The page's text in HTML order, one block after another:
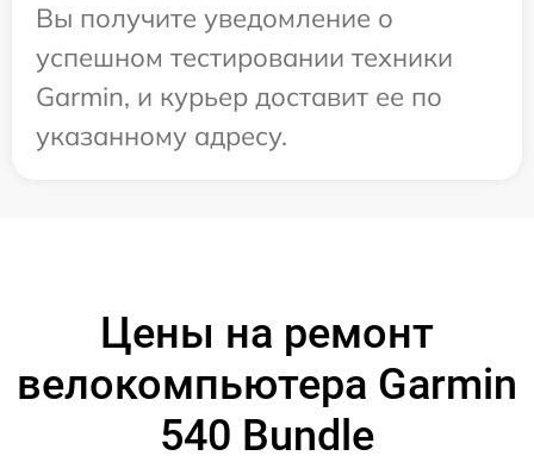
Вы получите уведомление о
успешном тестировании техники
Garmin, и курьер доставит ее по
указанному адресу.
Цены на ремонт
велокомпьютера Garmin
540 Bundle